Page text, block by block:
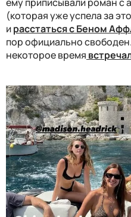
(которая уже успела за
ирасстаться с Беном
пор официально
некоторое время